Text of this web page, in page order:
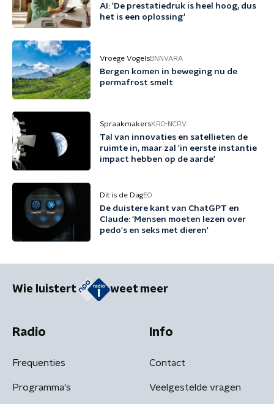
AI: 'De prestatiedruk is heel hoog, dus
het is een oplossing'
Vroege VogelsBNNVARA
Bergen komen in beweging nu de
permafrost smelt
SpraakmakersKRO-NCRV
Tal van innovaties en satellieten de
ruimte in, maar zal 'in eerste instantie
impact hebben op de aarde'
Dit is de DagEO
De duistere kant van ChatGPT en
Claude: 'Mensen moeten lezen over
pedo's en seks met dieren'
Wie luistert weet meer
Radio
Frequenties
Programma's
Info
Contact
Veelgestelde vragen